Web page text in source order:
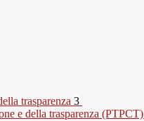
trasparenza 3
e della trasparenza (PTPCT)